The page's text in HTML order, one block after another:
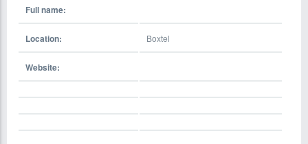
Full name:
Location: Boxtel
Website: